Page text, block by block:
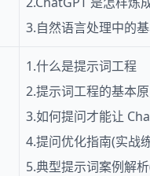
3.自然语言处理中的
1.什么是提示词工程
2.提示词工程的基本
3.如何提问才能让
4.提问优化指南(实战
5.典型提示词案例解